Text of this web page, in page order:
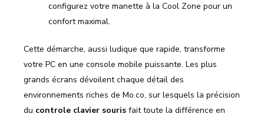
configurez votre manette à la Cool Zone pour un
confort maximal.
Cette démarche, aussi ludique que rapide, transforme
votre PC en une console mobile puissante. Les plus
grands écrans dévoilent chaque détail des
environnements riches de Mo.co, sur lesquels la précision
du controle clavier souris fait toute la différence en